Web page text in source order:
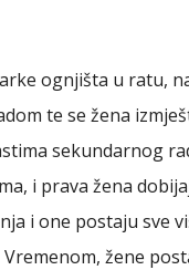
ognjišta u ratu,
te se žena
sekundarnog
i prava žena
i one postaju sve
žene